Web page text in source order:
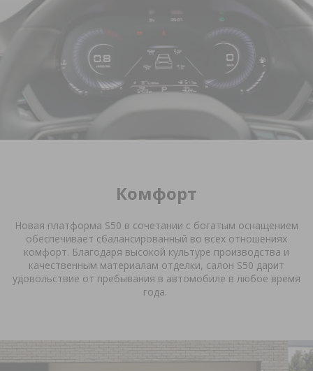
Комфорт
Новая платформа S50 в сочетании с богатым оснащением
обеспечивает сбалансированный во всех отношениях
комфорт. Благодаря высокой культуре производства и
качественным материалам отделки, салон S50 дарит
удовольствие от пребывания в автомобиле в любое время
года.